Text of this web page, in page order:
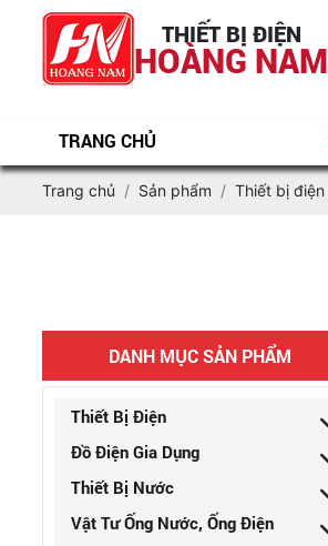
THIẾT BỊ ĐIỆN
HOÀNG NAM
TRANG CHỦ
Trang chủ Sản phẩm Thiết bị điện
DANH MỤC SẢN PHẨM
Thiết Bị Điện
Đồ Điện Gia Dụng
Thiết Bị Nước
Vật Tư Ống Nước, Ống Điện